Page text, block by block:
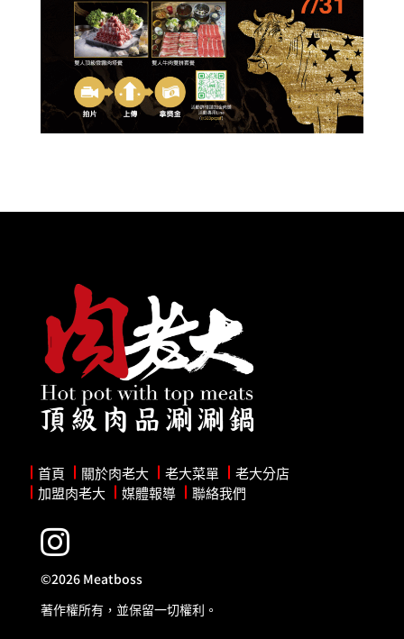
首頁 關於肉老大 老大菜單
老大分店
加盟肉老大
媒體報導 聯絡我們

©2026 Meatboss
著作權所有，並保留一切權利。